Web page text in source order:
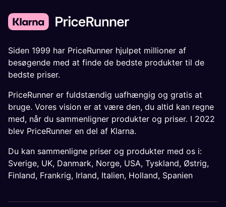
Siden 1999 har PriceRunner hjulpet millioner af
besøgende med at finde de bedste produkter til de
bedste priser.
PriceRunner er fuldstændig uafhængig og gratis at
bruge. Vores vision er at være den, du altid kan regne
med, når du sammenligner produkter og priser. I 2022
blev PriceRunner en del af Klarna.
Du kan sammenligne priser og produkter med os i:
Sverige, UK, Danmark, Norge, USA, Tyskland, Østrig,
Finland, Frankrig, Irland, Italien, Holland, Spanien